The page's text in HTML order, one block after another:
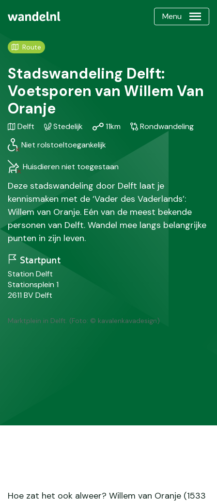
Menu
Route
Stadswandeling Delft:
Voetsporen van Willem Van
Oranje
Gebied
Regio
Delft Karakteristiek
Stedelijk Afstand
11km
Soort
wandeling
Rondwandeling
Niet rolstoeltoegankelijk
Huisdieren niet toegestaan
Deze stadswandeling door Delft laat je
kennismaken met de ‘Vader des Vaderlands’:
Willem van Oranje. Eén van de meest bekende
personen van Delft. Wandel mee langs belangrijke
punten in zijn leven.
Startpunt
N
a
a
Station Delft
S
t
a
Stationsplein 1
P
s
2611 BVP
a
Delft
Marktplein in Delft. (Foto: © kavalenkavadesign)
Hoe zat het ook alweer? Willem van Oranje (1533